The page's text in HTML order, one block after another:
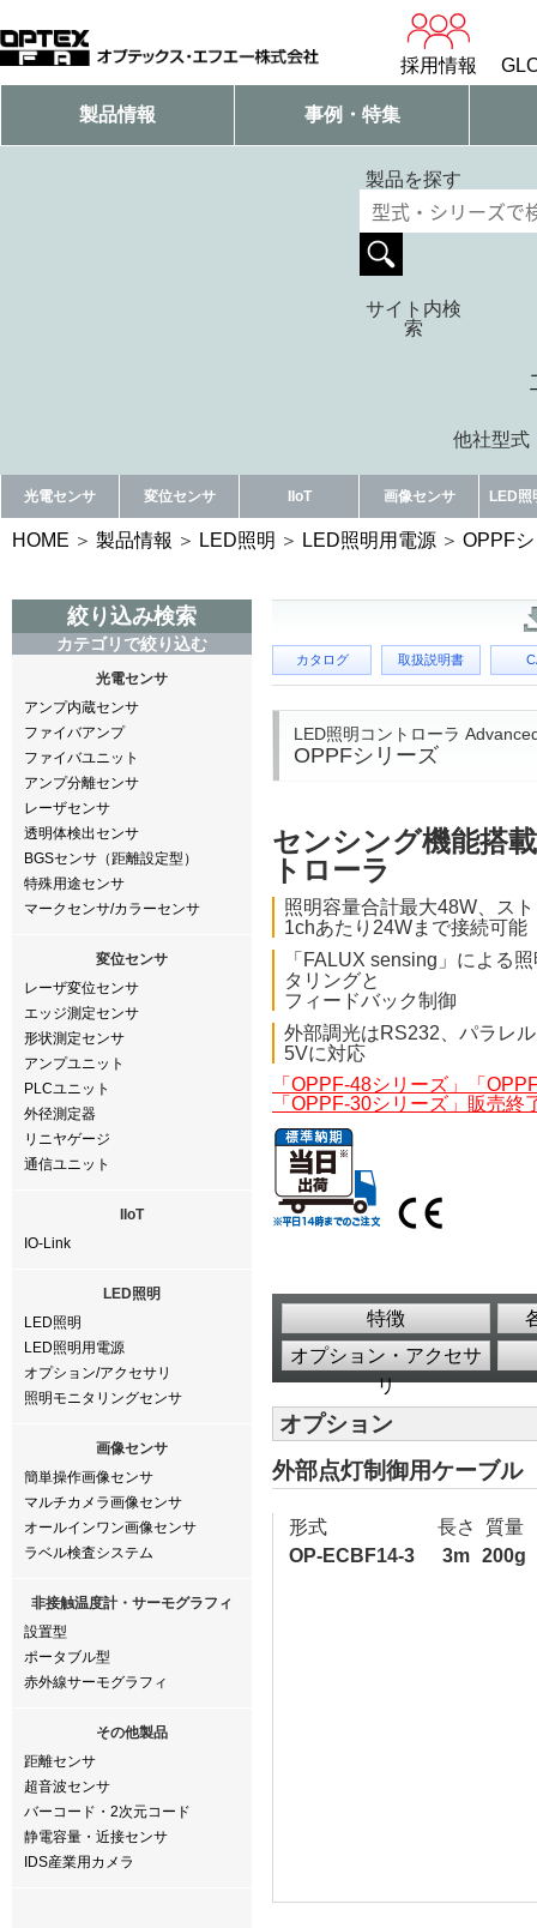
採用情報
製品情報 事例・特集
製品を探す
サイト内検
索
他社型式
光電センサ 変位センサ IIoT 画像センサ LED照
HOME 製品情報 LED照明 LED照明用電源 OPPF
絞り込み検索
カテゴリで絞り込む
光電センサ
アンプ内蔵センサ
ファイバアンプ
ファイバユニット
アンプ分離センサ
レーザセンサ
透明体検出センサ
BGSセンサ（距離設定型）
特殊用途センサ
マークセンサ/カラーセンサ
変位センサ
レーザ変位センサ
エッジ測定センサ
形状測定センサ
アンプユニット
PLCユニット
外径測定器
リニヤゲージ
通信ユニット
IIoT
IO-Link
LED照明
LED照明
LED照明用電源
オプション/アクセサリ
照明モニタリングセンサ
画像センサ
簡単操作画像センサ
マルチカメラ画像センサ
オールインワン画像センサ
ラベル検査システム
非接触温度計・サーモグラフィ
設置型
ポータブル型
赤外線サーモグラフィ
その他製品
距離センサ
超音波センサ
バーコード・2次元コード
静電容量・近接センサ
IDS産業用カメラ
カタログ 取扱説明書
LED照明コントローラ
OPPFシリーズ
センシング機能搭
トローラ
照明容量合計最大48W、ス
1chあたり24Wまで接続可能
「FALUX sensing」による
タリングと
フィードバック制御
外部調光はRS232、パラレ
5Vに対応
「OPPF-48シリーズ」「
「OPPF-30シリーズ」販売終
特徴
オプション・アクセサ
リ
オプション
外部点灯制御用ケーブル
形式 長さ
質量
OP-ECBF14-3
3m 200g